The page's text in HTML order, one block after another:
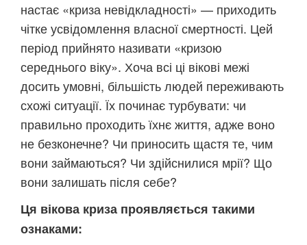
настає «криза невідкладності» — приходить
чітке усвідомлення власної смертності. Цей
період прийнято називати «кризою
середнього віку». Хоча всі ці вікові межі
досить умовні, більшість людей переживають
схожі ситуації. Їх починає турбувати: чи
правильно проходить їхнє життя, адже воно
не безконечне? Чи приносить щастя те, чим
вони займаються? Чи здійснилися мрії? Що
вони залишать після себе?
Ця вікова криза проявляється такими
ознаками: